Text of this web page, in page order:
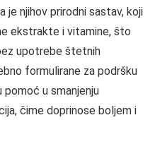
je njihov prirodni sastav, koji
ekstrakte i vitamine, što
upotrebe štetnih
formulirane za podršku
pomoć u smanjenju
čime doprinose boljem i